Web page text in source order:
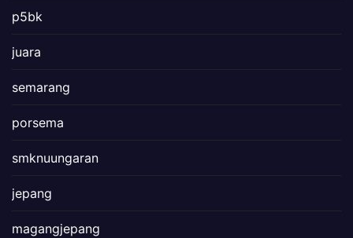
p5bk
juara
semarang
porsema
smknuungaran
jepang
magangjepang